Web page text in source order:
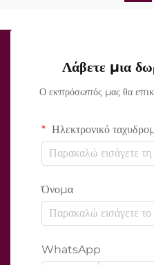
Λάβετε μια
Ο εκπρόσωπός μας θα
Ηλεκτρονικό
Όνομα
WhatsApp